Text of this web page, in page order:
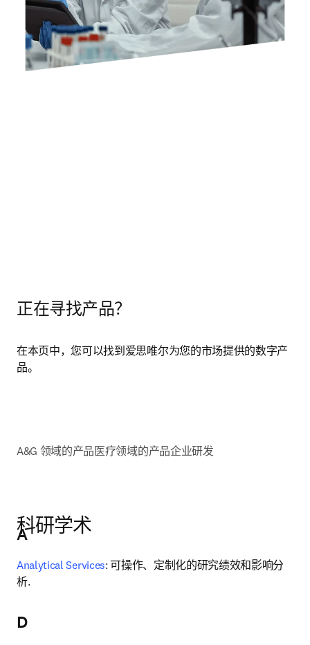
正在寻找产品？
在本页中，您可以找到爱思唯尔为您的市场提供的数字产
品。
A&G 领域的产品医疗领域的产品企业研发
科研学术
A
Analytical Services: 可操作、定制化的研究绩效和影响分
析.
D